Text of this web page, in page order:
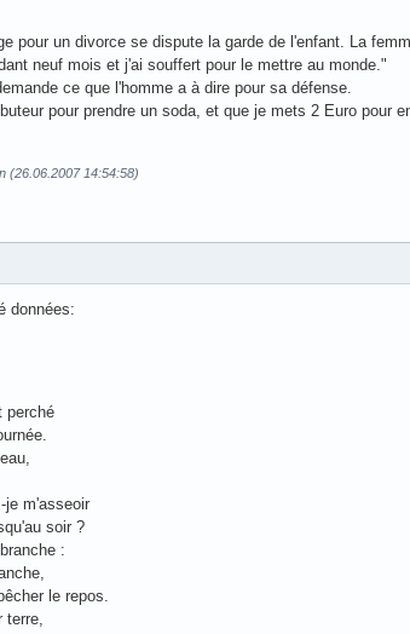
pour un divorce se dispute la garde de l'enfant. La
neuf mois et j'ai souffert pour le mettre au monde."
ce que l'homme a à dire pour sa défense.
pour prendre un soda, et que je mets 2 Euro pour
(26.06.2007 14:54:58)
données:
perché
je m'asseoir
soir ?
:
le repos.